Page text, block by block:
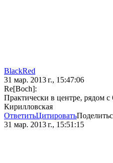
BlackRed
31 мар. 2013 г., 15:47:06
Re[Boch]:
Практически в центре, рядом
Кирилловская
ОтветитьЦитировать
31 мар. 2013 г., 15:51:15